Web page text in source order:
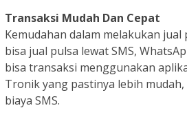
Transaksi Mudah Dan Cepat
Kemudahan dalam melakukan jual
bisa jual pulsa lewat SMS,
bisa transaksi menggunakan
Tronik yang pastinya lebih mudah,
biaya SMS.